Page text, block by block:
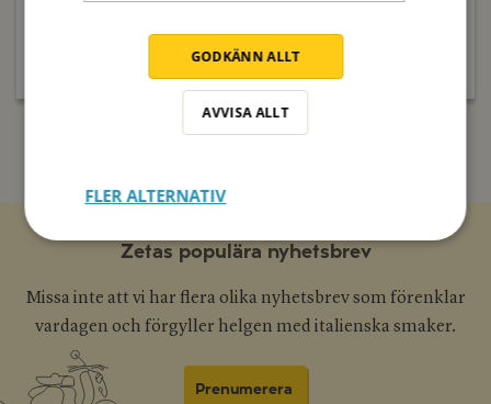
Zetas populära nyhetsbrev
Missa inte att vi har flera olika nyhetsbrev som förenklar
vardagen och förgyller helgen med italienska smaker.
Prenumerera
GODKÄNN ALLT
AVVISA ALLT
FLER ALTERNATIV